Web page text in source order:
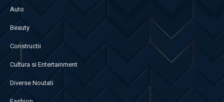
Auto
Beauty
Constructii
Cultura si Entertainment
Diverse Noutati